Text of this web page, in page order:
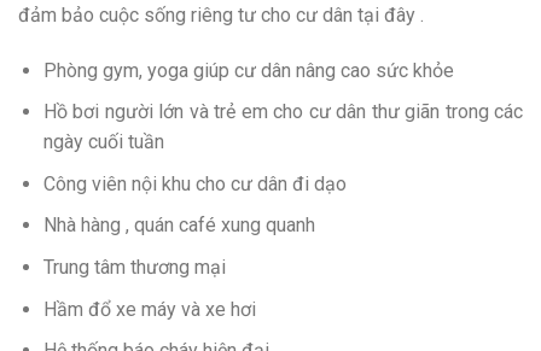
đảm bảo cuộc sống riêng tư cho cư dân tại đây .
Phòng gym, yoga giúp cư dân nâng cao sức khỏe
Hồ bơi người lớn và trẻ em cho cư dân thư giãn trong các
ngày cuối tuần
Công viên nội khu cho cư dân đi dạo
Nhà hàng , quán café xung quanh
Trung tâm thương mại
Hầm đổ xe máy và xe hơi